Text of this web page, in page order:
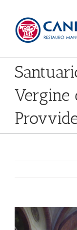
content
Vergine
View
Larger